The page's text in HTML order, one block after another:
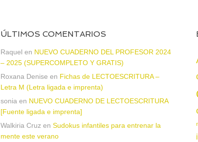
ÚLTIMOS COMENTARIOS
Raquel en NUEVO CUADERNO DEL PROFESOR 2024
– 2025 (SUPERCOMPLETO Y GRATIS)
Roxana Denise en Fichas de LECTOESCRITURA –
Letra M (Letra ligada e imprenta)
sonia en NUEVO CUADERNO DE LECTOESCRITURA
[Fuente ligada e imprenta]
Walkiria Cruz en Sudokus infantiles para entrenar la
mente este verano